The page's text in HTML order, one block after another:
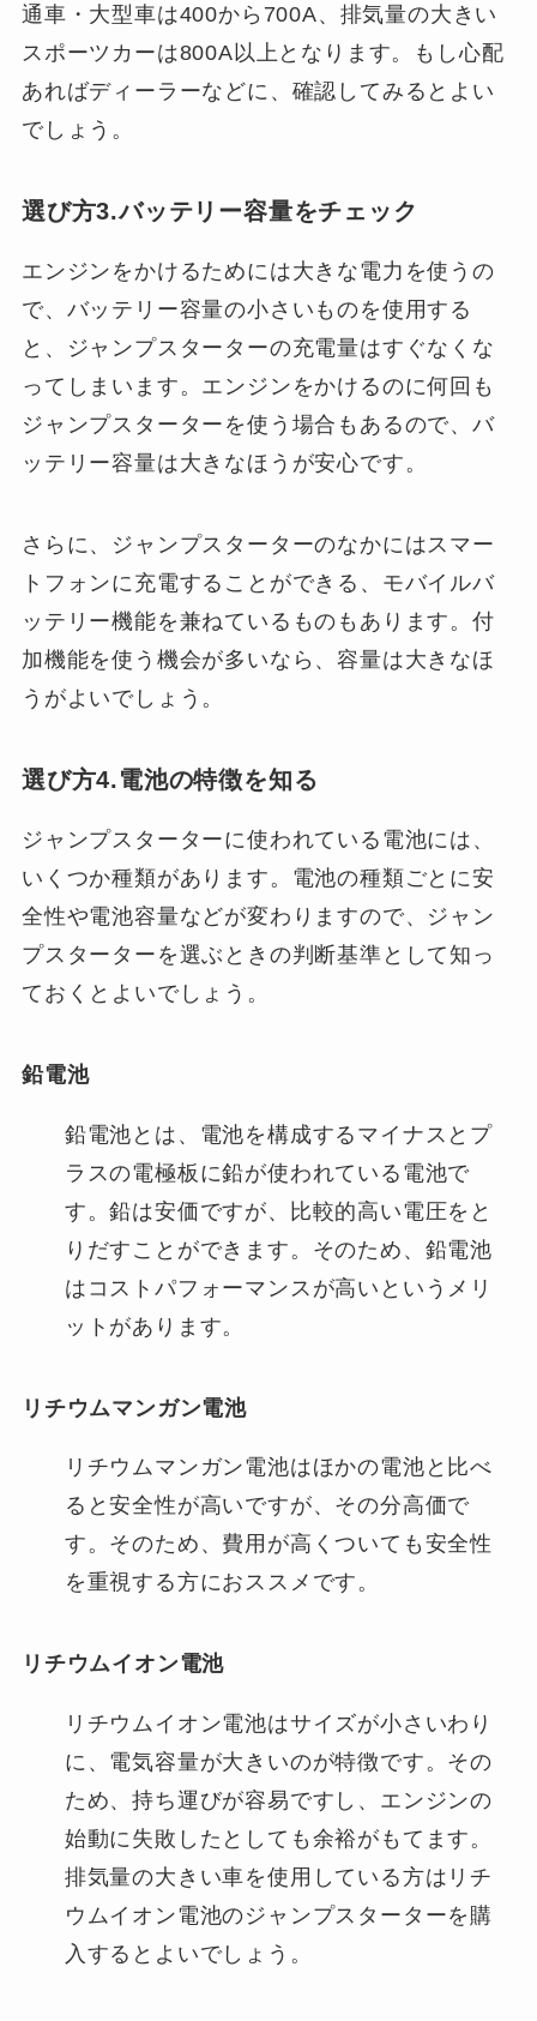
通車・大型車は400から700A、排気量の大きい
スポーツカーは800A以上となります。もし心配
あればディーラーなどに、確認してみるとよい
でしょう。
選び方3.バッテリー容量をチェック
エンジンをかけるためには大きな電力を使うの
で、バッテリー容量の小さいものを使用する
と、ジャンプスターターの充電量はすぐなくな
ってしまいます。エンジンをかけるのに何回も
ジャンプスターターを使う場合もあるので、バ
ッテリー容量は大きなほうが安心です。
さらに、ジャンプスターターのなかにはスマー
トフォンに充電することができる、モバイルバ
ッテリー機能を兼ねているものもあります。付
加機能を使う機会が多いなら、容量は大きなほ
うがよいでしょう。
選び方4.電池の特徴を知る
ジャンプスターターに使われている電池には、
いくつか種類があります。電池の種類ごとに安
全性や電池容量などが変わりますので、ジャン
プスターターを選ぶときの判断基準として知っ
ておくとよいでしょう。
鉛電池
鉛電池とは、電池を構成するマイナスとプ
ラスの電極板に鉛が使われている電池で
す。鉛は安価ですが、比較的高い電圧をと
りだすことができます。そのため、鉛電池
はコストパフォーマンスが高いというメリ
ットがあります。
リチウムマンガン電池
リチウムマンガン電池はほかの電池と比べ
ると安全性が高いですが、その分高価で
す。そのため、費用が高くついても安全性
を重視する方におススメです。
リチウムイオン電池
リチウムイオン電池はサイズが小さいわり
に、電気容量が大きいのが特徴です。その
ため、持ち運びが容易ですし、エンジンの
始動に失敗したとしても余裕がもてます。
排気量の大きい車を使用している方はリチ
ウムイオン電池のジャンプスターターを購
入するとよいでしょう。